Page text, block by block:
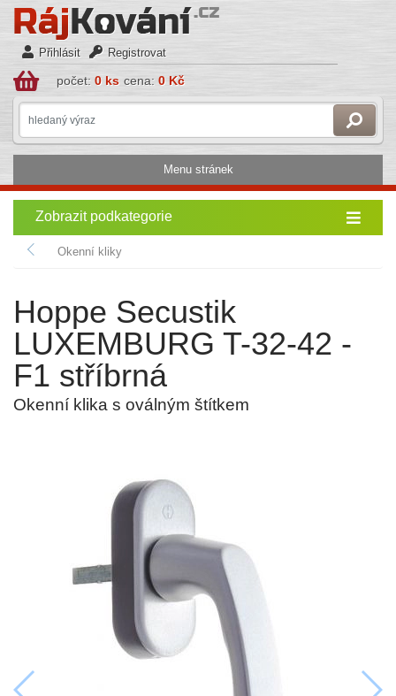
Přihlásit Registrovat
počet: 0 ks cena: 0 Kč
Menu stránek
Zobrazit podkategorie
Okenní kliky
Hoppe Secustik
LUXEMBURG T-32-42 -
F1 stříbrná
Okenní klika s oválným štítkem